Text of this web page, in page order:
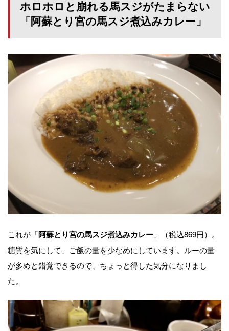
ホロホロと崩れる馬スジがたまらない
「阿蘇とり宮の馬スジ煮込みカレー」
これが「阿蘇とり宮の馬スジ煮込みカレー 」（税込869円）。
糖質を気にして、ご飯の量を少なめにしています。ルーの量
が多めと錯覚できるので、ちょっと得した気分になりまし
た。